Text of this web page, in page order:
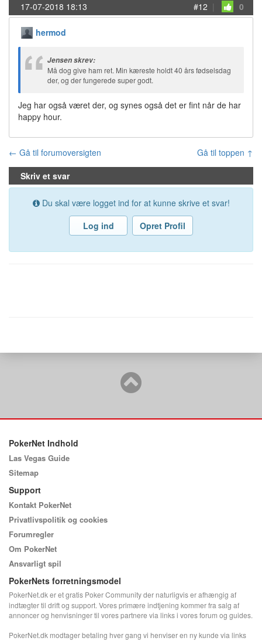
17-07-2018 18:13 #12 | 0
hermod
Jensen skrev:
Må dog give ham ret. Min kæreste holdt 40 års fødselsdag
der, og der fungerede super godt.
Jeg har også været der, og synes også det er fint når de har
happy hour.
← Gå til forumoversigten
Gå til toppen ↑
Skriv et svar
Du skal være logget ind for at kunne skrive et svar!
Log ind
Opret Profil
PokerNet Indhold
Las Vegas Guide
Sitemap
Support
Kontakt PokerNet
Privatlivspolitik og cookies
Forumregler
Om PokerNet
Ansvarligt spil
PokerNets forretningsmodel
PokerNet.dk er et gratis Poker Community der naturligvis er afhængig af
indtægter til drift og support. Vores primære indtjening kommer fra salg af
annoncer og henvisninger til vores partnere via links i vores forum og guides.
PokerNet.dk modtager betaling hver gang vi henviser en ny kunde via links